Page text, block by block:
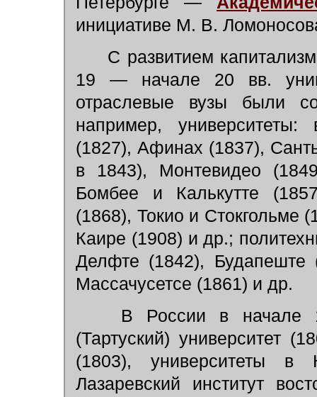
инициативе М. В.
С развитием
19 — начале 20 вв.
отраслевые вузы были
например,
(1827), Афинах (1837),
в 1843), Монтевидео
Бомбее и Калькутте
(1868), Токио и Стокгольме
Каире (1908) и др.;
Делфте (1842), Будапеште
Массачусетсе (1861) и др.
В России в начале
(Тартуский) университет
(1803), университеты в
Лазаревский институт